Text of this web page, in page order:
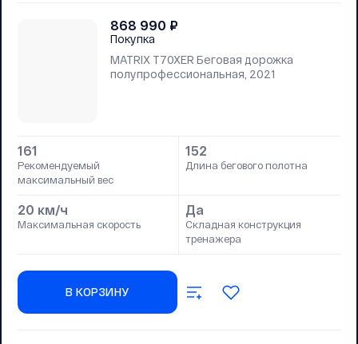
868 990 ₽
Покупка
MATRIX T70XER Беговая дорожка
полупрофессиональная, 2021
161
Рекомендуемый
максимальный вес
152
Длина бегового полотна
20 км/ч
Максимальная скорость
Да
Складная конструкция
тренажера
В КОРЗИНУ